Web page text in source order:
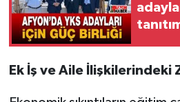
Ek İş ve Aile İlişkilerindeki